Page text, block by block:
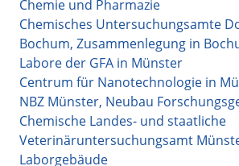
Chemie und Pharmazie
Chemisches Untersuchungsamte
Bochum, Zusammenlegung in
Labore der GFA in Münster
Centrum für Nanotechnologie in
NBZ Münster, Neubau
Chemische Landes- und staatliche
Veterinäruntersuchungsamt
Laborgebäude